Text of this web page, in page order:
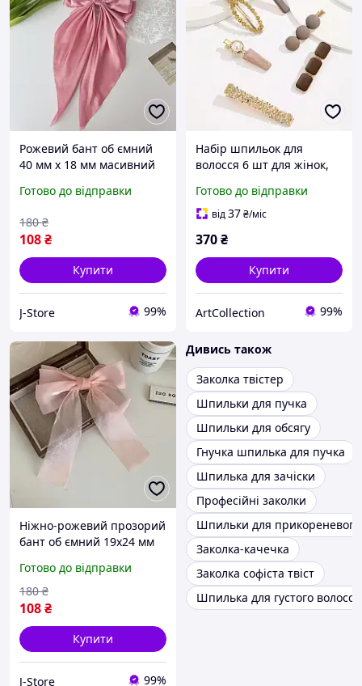
Рожевий бант об ємний
40 мм х 18 мм масивний
шпилька для волосся
зачіски
Готово до відправки
108₴
180 ₴
Купити
J-Store 99%
Набір шпильок для
волосся 6 шт для жінок,
затискачі шпильки для
зачісок зі стразами і
Готово до відправки
від37₴/міс
370₴
Купити
ArtСollection 99%
Ніжно-рожевий прозорий
бант об ємний 19x24 мм
волосся шпилька для
волосся жіночий аксесуар
для зачіски
Готово до відправки
108₴
180 ₴
Купити
J-Store 99%
Дивись також
Заколка твістер
Шпильки для пучка
Шпильки для обсягу
Гнучка шпилька для пучка
Шпилька для зачіски
Професійні заколки
Шпильки для прикореневого
Заколка-качечка
Заколка софіста твіст
Шпилька для густого волосся